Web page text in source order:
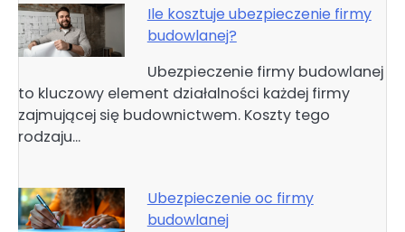
Ile kosztuje ubezpieczenie firmy
budowlanej?
Ubezpieczenie firmy budowlanej
to kluczowy element działalności każdej firmy
zajmującej się budownictwem. Koszty tego
rodzaju…
Ubezpieczenie oc firmy
budowlanej